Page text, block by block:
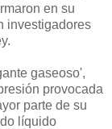
en su
investigadores
gaseoso',
provocada
parte de su
líquido